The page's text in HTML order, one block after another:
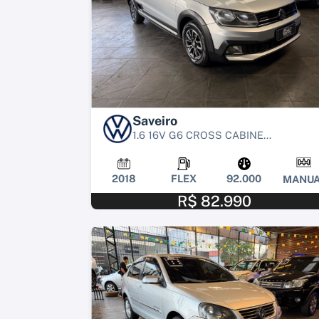
Saveiro
1.6 16V G6 CROSS CABINE...
2018 FLEX 92.000
R$ 82.990